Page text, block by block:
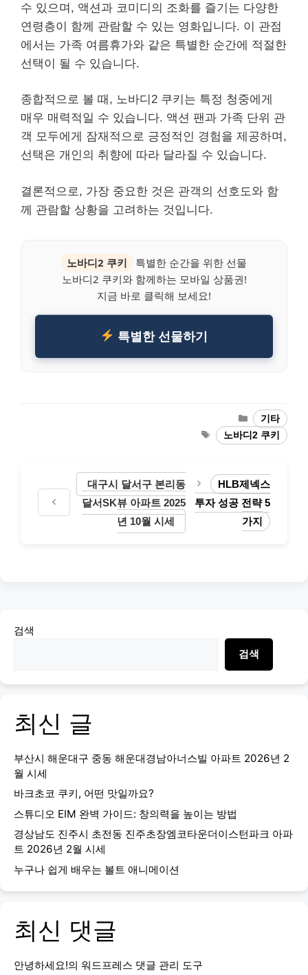
수 있으며, 액션과 코미디의 조화를 즐기는 다양한
연령층이 함께 관람할 수 있는 영화입니다. 이 관점
에서는 가족 여름휴가와 같은 특별한 순간에 적절한
선택이 될 수 있습니다.
종합적으로 볼 때, 노바디2 쿠키는 특정 청중에게
매우 매력적일 수 있습니다. 액션 팬과 가족 단위 관
객 모두에게 잠재적으로 긍정적인 경험을 제공하며,
선택은 개인의 취향에 따라 달라질 수 있습니다.
결론적으로, 가장 중요한 것은 관객의 선호도와 함
께 관람할 상황을 고려하는 것입니다.
노바디2 쿠키
특별한 순간을 위한 선물
노바디2 쿠키와 함께하는 모바일 상품권!
지금 바로 클릭해 보세요!
특별한 선물하기
Categories
기타
Tags노바디2 쿠키
대구시 달서구 본리동
달서SK뷰 아파트 2025
년 10월 시세
HLB제넥스
투자 성공 전략 5
가지
검색
검색
최신 글
부산시 해운대구 중동 해운대경남아너스빌 아파트 2026년 2
월 시세
바크초코 쿠키, 어떤 맛일까요?
스튜디오 EIM 완벽 가이드: 창의력을 높이는 방법
경상남도 진주시 초전동 진주초장엠코타운더이스턴파크 아파
트 2026년 2월 시세
누구나 쉽게 배우는 볼트 애니메이션
최신 댓글
안녕하세요!의 워드프레스 댓글 관리 도구